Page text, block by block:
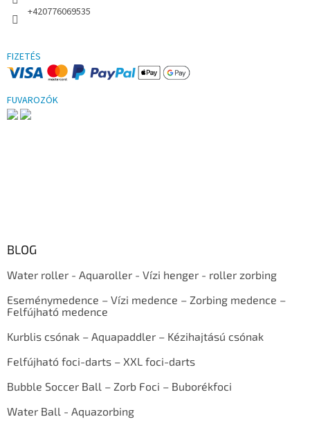
+420776069535
FIZETÉS
FUVAROZÓK
BLOG
Water roller - Aquaroller - Vízi henger - roller zorbing
Eseménymedence – Vízi medence – Zorbing medence –
Felfújható medence
Kurblis csónak – Aquapaddler – Kézihajtású csónak
Felfújható foci-darts – XXL foci-darts
Bubble Soccer Ball – Zorb Foci – Buborékfoci
Water Ball - Aquazorbing